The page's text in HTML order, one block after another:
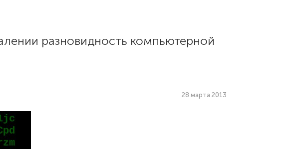
разновидность компьютерной
28 марта 2013